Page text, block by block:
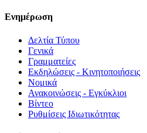
Ενημέρωση
Δελτία Τύπου
Γενικά
Γραμματείες
Εκδηλώσεις - Κινητοποιήσεις
Νομικά
Ανακοινώσεις - Εγκύκλιοι
Βίντεο
Ρυθμίσεις Ιδιωτικότητας